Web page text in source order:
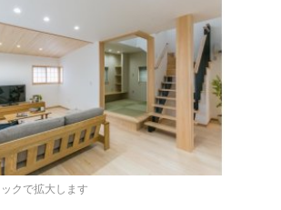
クで拡大します